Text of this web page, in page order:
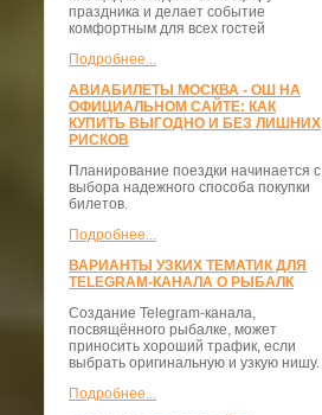
праздника и делает событие
комфортным для всех гостей
Подробнее...
АВИАБИЛЕТЫ МОСКВА - ОШ НА
ОФИЦИАЛЬНОМ САЙТЕ: КАК
КУПИТЬ ВЫГОДНО И БЕЗ ЛИШНИХ
РИСКОВ
Планирование поездки начинается с
выбора надежного способа покупки
билетов.
Подробнее...
ВАРИАНТЫ УЗКИХ ТЕМАТИК ДЛЯ
TELEGRAM-КАНАЛА О РЫБАЛК
Создание Telegram-канала,
посвящённого рыбалке, может
приносить хороший трафик, если
выбрать оригинальную и узкую нишу.
Подробнее...